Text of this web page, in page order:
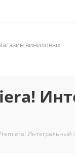
виниловых
Интегральный